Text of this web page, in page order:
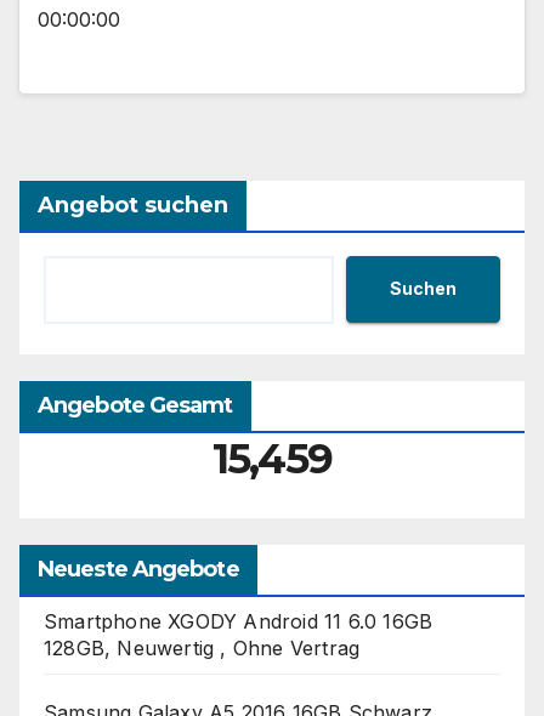
00:00:00
Angebot suchen
Suchen
Angebote Gesamt
15,459
Neueste Angebote
Smartphone XGODY Android 11 6.0 16GB
128GB, Neuwertig , Ohne Vertrag